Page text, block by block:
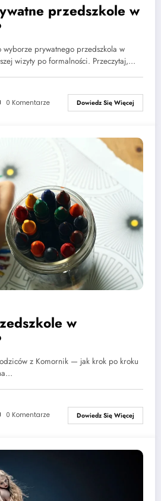
przedszkole w
wyborze prywatnego przedszkola w
wizyty po formalności. Przeczytaj,…
0 Komentarze Dowiedz Się Więcej
w
z Komornik — jak krok po kroku
0 Komentarze Dowiedz Się Więcej